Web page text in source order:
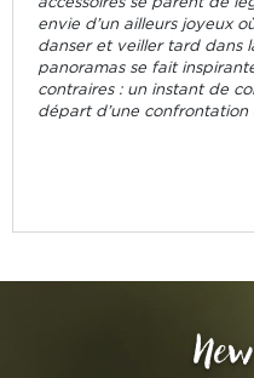
envie d’un ailleurs joyeux
danser et veiller tard dans
panoramas se fait
contraires : un instant de
départ d’une confrontation